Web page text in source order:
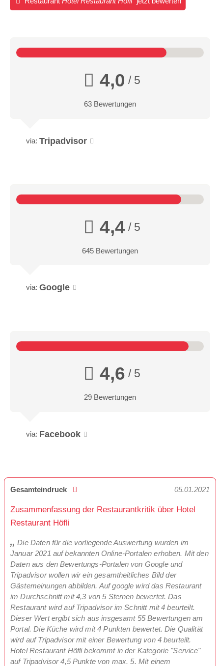
4,0 / 5
63 Bewertungen
via: Tripadvisor
4,4/ 5
645 Bewertungen
via: Google
4,6 / 5
29 Bewertungen
via: Facebook
Gesamteindruck 05.01.2021
Zusammenfassung der Restaurantkritik über Hotel
Restaurant Höfli
Die Daten für die vorliegende Auswertung wurden im
Januar 2021 auf bekannten Online-Portalen erhoben. Mit den
Daten aus den Bewertungs-Portalen von Google und
Tripadvisor wollen wir ein gesamtheitliches Bild der
Gästemeinungen abbilden. Auf google wird das Restaurant
im Durchschnitt mit 4,3 von 5 Sternen bewertet. Das
Restaurant wird auf Tripadvisor im Schnitt mit 4 beurteilt.
Dieser Wert ergibt sich aus insgesamt 55 Bewertungen am
Portal. Die Küche wird mit 4 Punkten bewertet. Die Qualität
wird auf Tripadvisor mit einer Bewertung von 4 beurteilt.
Hotel Restaurant Höfli bekommt in der Kategorie "Service"
auf Tripadvisor 4,5 Punkte von max. 5. Mit einem